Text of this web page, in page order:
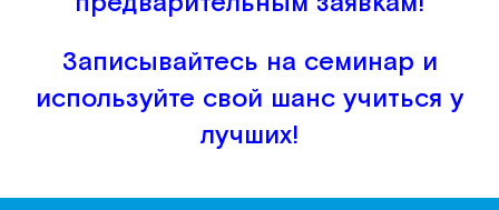
Записывайтесь на семинар и
используйте свой шанс учиться у
лучших!